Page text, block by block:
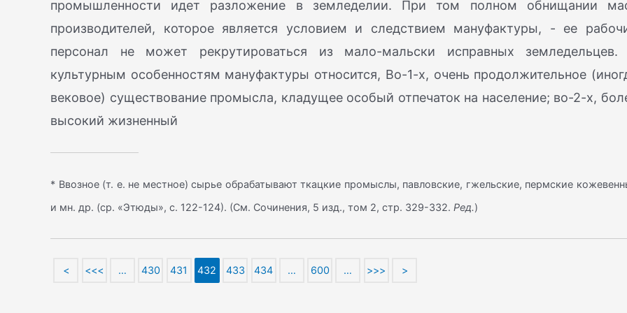
промышленности идет разложение в земледелии. При том полном обнищании
производителей, которое является условием и следствием мануфактуры, - ее
персонал не может рекрутироваться из мало-мальски исправных
культурным особенностям мануфактуры относится, Во-1-х, очень продолжительное
вековое) существование промысла, кладущее особый отпечаток на население; во-2-х,
высокий жизненный
* Ввозное (т. е. не местное) сырье обрабатывают ткацкие промыслы, павловские, гжельские, пермские
и мн. др. (ср. «Этюды», с. 122-124). (См. Сочинения, 5 изд., том 2, стр. 329-332. Ред.)
< <<< … 430 431 432 433 434 … 600 … >>> >